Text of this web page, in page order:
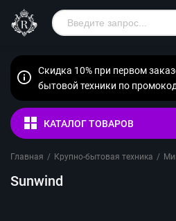
Скидка 10% при первом
бытовой техники по
КАТАЛОГ ТОВАРОВ
Главная / Крупно-бытовая техника /
Sunwind